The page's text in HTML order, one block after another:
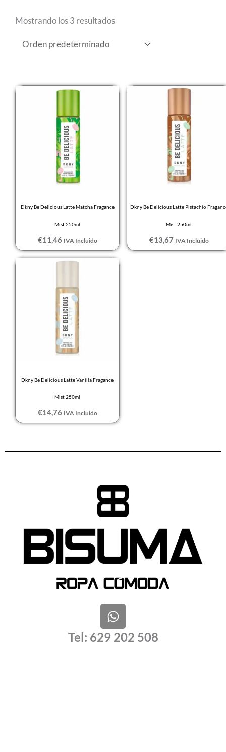
Mostrando los 3 resultados
Dkny Be Delicious Latte Matcha Fragance
Mist 250ml
€11,46 IVA Incluido
Dkny Be Delicious Latte Pistachio
Mist 250ml
€13,67 IVA Incluido
Dkny Be Delicious Latte Vanilla Fragance
Mist 250ml
€14,76 IVA Incluido
W
h
a
t
Tel: 629 202 508